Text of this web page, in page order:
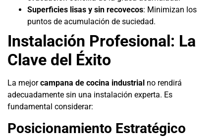
Superficies lisas y sin recovecos: Minimizan los
puntos de acumulación de suciedad.
Instalación Profesional: La
Clave del Éxito
La mejorcampana de cocina industrial no rendirá
adecuadamente sin una instalación experta. Es
fundamental considerar:
Posicionamiento Estratégico